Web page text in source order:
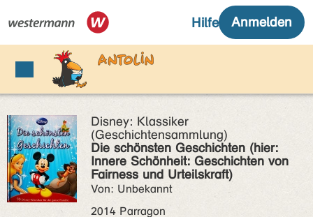
Disney: Klassiker
(Geschichtensammlung)
Die schönsten Geschichten (hier:
Innere Schönheit: Geschichten von
Fairness und Urteilskraft)
Von: Unbekannt
2014 Parragon